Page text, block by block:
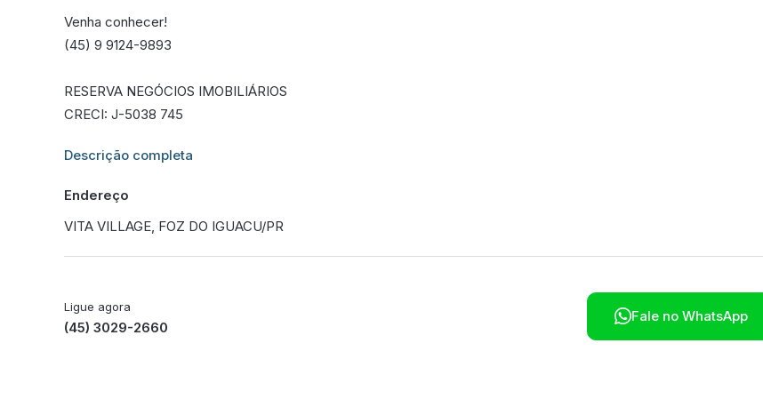
Venha conhecer!
(45) 9 9124-9893
RESERVA NEGÓCIOS IMOBILIÁRIOS
CRECI: J-5038 745
Informações adicionais sobre este imóvel estarão disponíveis em breve.
Descrição completa
Endereço
VITA VILLAGE, FOZ DO IGUACU/PR
Ligue agora
(45) 3029-2660
Fale no WhatsApp